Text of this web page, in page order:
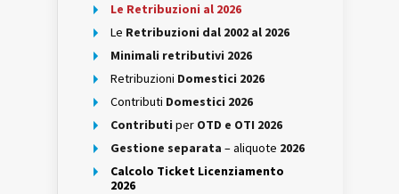
Le Retribuzioni al 2026
Le Retribuzioni dal 2002 al 2026
Minimali retributivi 2026
Retribuzioni Domestici 2026
Contributi Domestici 2026
Contributi per OTD e OTI 2026
Gestione separata – aliquote 2026
Calcolo Ticket Licenziamento
2026